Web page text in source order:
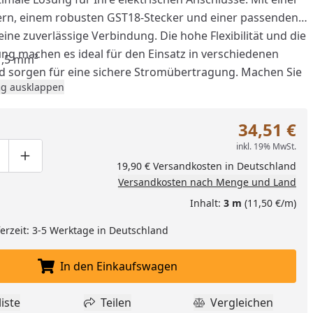
einem robusten GST18-Stecker und einer passenden
zuverlässige Verbindung. Die hohe Flexibilität und die
machen es ideal für den Einsatz in verschiedenen
sorgen für eine sichere Stromübertragung. Machen Sie
mühelos und sicher mit diesem erstklassigen
mm²
ausklappen
um eins verringern
manuell eingeben
Produktmenge um eins erhöhen
34,51 €
inkl. 19% MwSt.
19,90 € Versandkosten in Deutschland
Versandkosten nach Menge und Land
Inhalt: 3 m (11,50 €/m)
3-5 Werktage in Deutschland
In den Einkaufswagen legen
In den Einkaufswagen
zur Wunschliste hinzufügen
Teilen
Teilen Produkt
Vergleichen